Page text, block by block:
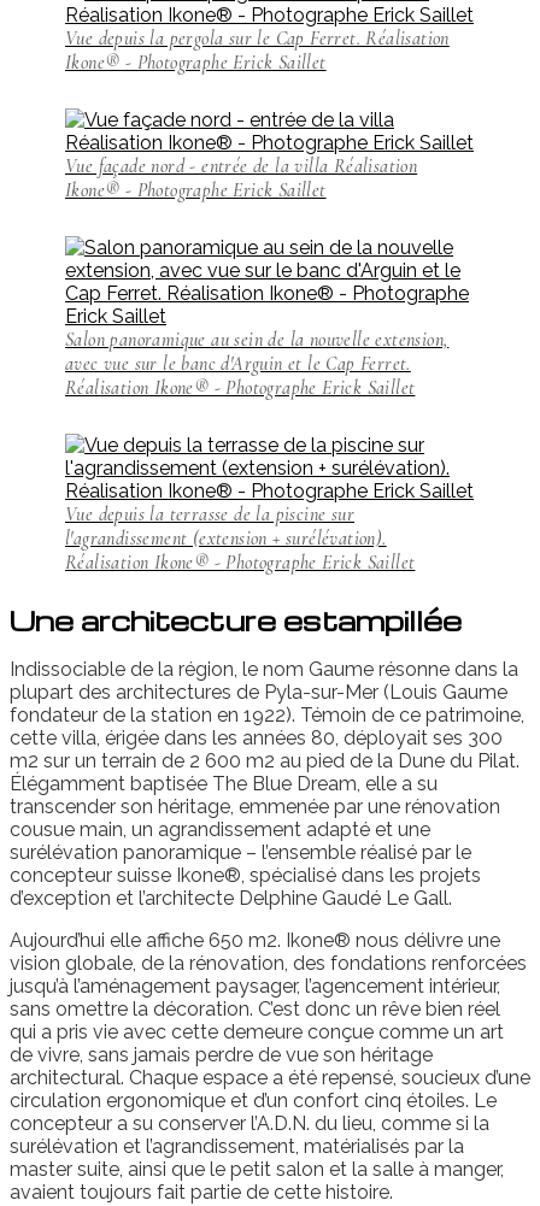
Vue depuis la pergola sur le Cap Ferret. Réalisation
Ikone® - Photographe Erick Saillet
Vue façade nord - entrée de la villa Réalisation
Ikone® - Photographe Erick Saillet
Salon panoramique au sein de la nouvelle extension,
avec vue sur le banc d'Arguin et le Cap Ferret.
Réalisation Ikone® - Photographe Erick Saillet
Vue depuis la terrasse de la piscine sur
l'agrandissement (extension + surélévation).
Réalisation Ikone® - Photographe Erick Saillet
Une architecture estampillée
Indissociable de la région, le nom Gaume résonne dans la
plupart des architectures de Pyla-sur-Mer (Louis Gaume
fondateur de la station en 1922). Témoin de ce patrimoine,
cette villa, érigée dans les années 80, déployait ses 300
m2 sur un terrain de 2 600 m2 au pied de la Dune du Pilat.
Élégamment baptisée The Blue Dream, elle a su
transcender son héritage, emmenée par une rénovation
cousue main, un agrandissement adapté et une
surélévation panoramique – l’ensemble réalisé par le
concepteur suisse Ikone®, spécialisé dans les projets
d’exception et l’architecte Delphine Gaudé Le Gall.
Aujourd’hui elle affiche 650 m2. Ikone® nous délivre une
vision globale, de la rénovation, des fondations renforcées
jusqu’à l’aménagement paysager, l’agencement intérieur,
sans omettre la décoration. C’est donc un rêve bien réel
qui a pris vie avec cette demeure conçue comme un art
de vivre, sans jamais perdre de vue son héritage
architectural. Chaque espace a été repensé, soucieux d’une
circulation ergonomique et d’un confort cinq étoiles. Le
concepteur a su conserver l’A.D.N. du lieu, comme si la
surélévation et l’agrandissement, matérialisés par la
master suite, ainsi que le petit salon et la salle à manger,
avaient toujours fait partie de cette histoire.